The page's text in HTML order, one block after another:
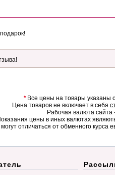
*Все цены на товары указаны
Цена товаров не включает в себя
Рабочая валюта сайта
цены в иных валютах
отличаться от обменного курса